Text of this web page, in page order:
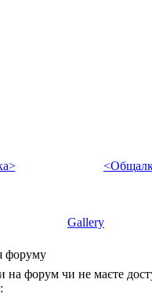
Gallery
форуму
форум чи не маєте